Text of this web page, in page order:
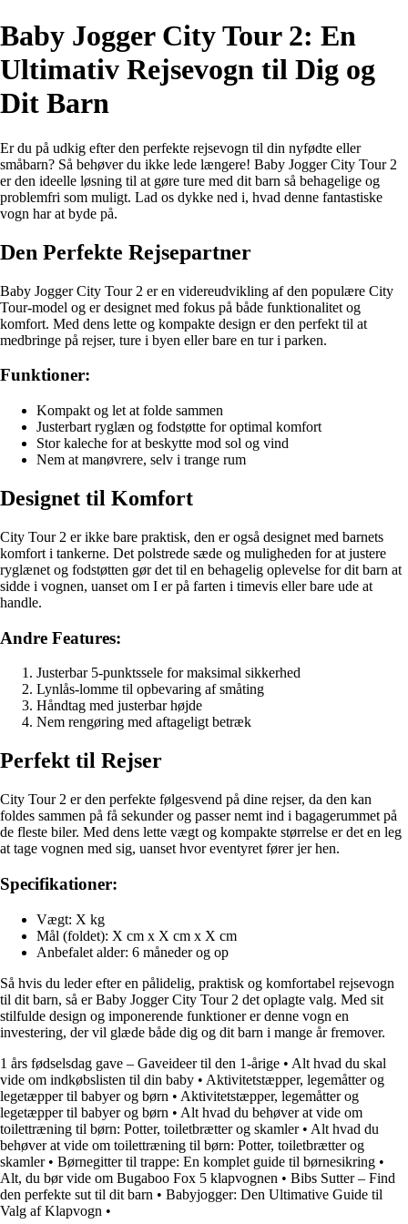
Baby Jogger City Tour 2: En
Ultimativ Rejsevogn til Dig og
Dit Barn
Er du på udkig efter den perfekte rejsevogn til din nyfødte eller
småbarn? Så behøver du ikke lede længere! Baby Jogger City Tour 2
er den ideelle løsning til at gøre ture med dit barn så behagelige og
problemfri som muligt. Lad os dykke ned i, hvad denne fantastiske
vogn har at byde på.
Den Perfekte Rejsepartner
Baby Jogger City Tour 2 er en videreudvikling af den populære City
Tour-model og er designet med fokus på både funktionalitet og
komfort. Med dens lette og kompakte design er den perfekt til at
medbringe på rejser, ture i byen eller bare en tur i parken.
Funktioner:
Kompakt og let at folde sammen
Justerbart ryglæn og fodstøtte for optimal komfort
Stor kaleche for at beskytte mod sol og vind
Nem at manøvrere, selv i trange rum
Designet til Komfort
City Tour 2 er ikke bare praktisk, den er også designet med barnets
komfort i tankerne. Det polstrede sæde og muligheden for at justere
ryglænet og fodstøtten gør det til en behagelig oplevelse for dit barn at
sidde i vognen, uanset om I er på farten i timevis eller bare ude at
handle.
Andre Features:
Justerbar 5-punktssele for maksimal sikkerhed
Lynlås-lomme til opbevaring af småting
Håndtag med justerbar højde
Nem rengøring med aftageligt betræk
Perfekt til Rejser
City Tour 2 er den perfekte følgesvend på dine rejser, da den kan
foldes sammen på få sekunder og passer nemt ind i bagagerummet på
de fleste biler. Med dens lette vægt og kompakte størrelse er det en leg
at tage vognen med sig, uanset hvor eventyret fører jer hen.
Specifikationer:
Vægt: X kg
Mål (foldet): X cm x X cm x X cm
Anbefalet alder: 6 måneder og op
Så hvis du leder efter en pålidelig, praktisk og komfortabel rejsevogn
til dit barn, så er Baby Jogger City Tour 2 det oplagte valg. Med sit
stilfulde design og imponerende funktioner er denne vogn en
investering, der vil glæde både dig og dit barn i mange år fremover.
1 års fødselsdag gave – Gaveideer til den 1-årige • Alt hvad du skal
vide om indkøbslisten til din baby • Aktivitetstæpper, legemåtter og
legetæpper til babyer og børn • Aktivitetstæpper, legemåtter og
legetæpper til babyer og børn • Alt hvad du behøver at vide om
toilettræning til børn: Potter, toiletbrætter og skamler• Alt hvad du
behøver at vide om toilettræning til børn: Potter, toiletbrætter og
skamler• Børnegitter til trappe: En komplet guide til børnesikring •
Alt, du bør vide om Bugaboo Fox 5 klapvognen • Bibs Sutter – Find
den perfekte sut til dit barn • Babyjogger: Den Ultimative Guide til
Valg af Klapvogn •